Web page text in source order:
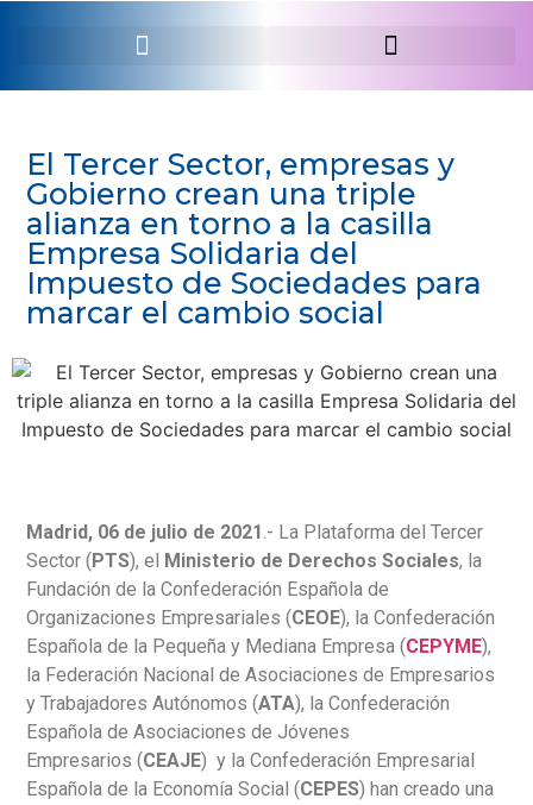
El Tercer Sector, empresas y
Gobierno crean una triple
alianza en torno a la casilla
Empresa Solidaria del
Impuesto de Sociedades para
marcar el cambio social
Madrid, 06 de julio de 2021.- La Plataforma del Tercer
Sector ( PTS), el Ministerio de Derechos Sociales, la
Fundación de la Confederación Española de
Organizaciones Empresariales (CEOE), la Confederación
Española de la Pequeña y Mediana Empresa (CEPYME),
la Federación Nacional de Asociaciones de Empresarios
y Trabajadores Autónomos (ATA), la Confederación
Española de Asociaciones de Jóvenes
Empresarios (CEAJE) y la Confederación Empresarial
Española de la Economía Social (CEPES) han creado una